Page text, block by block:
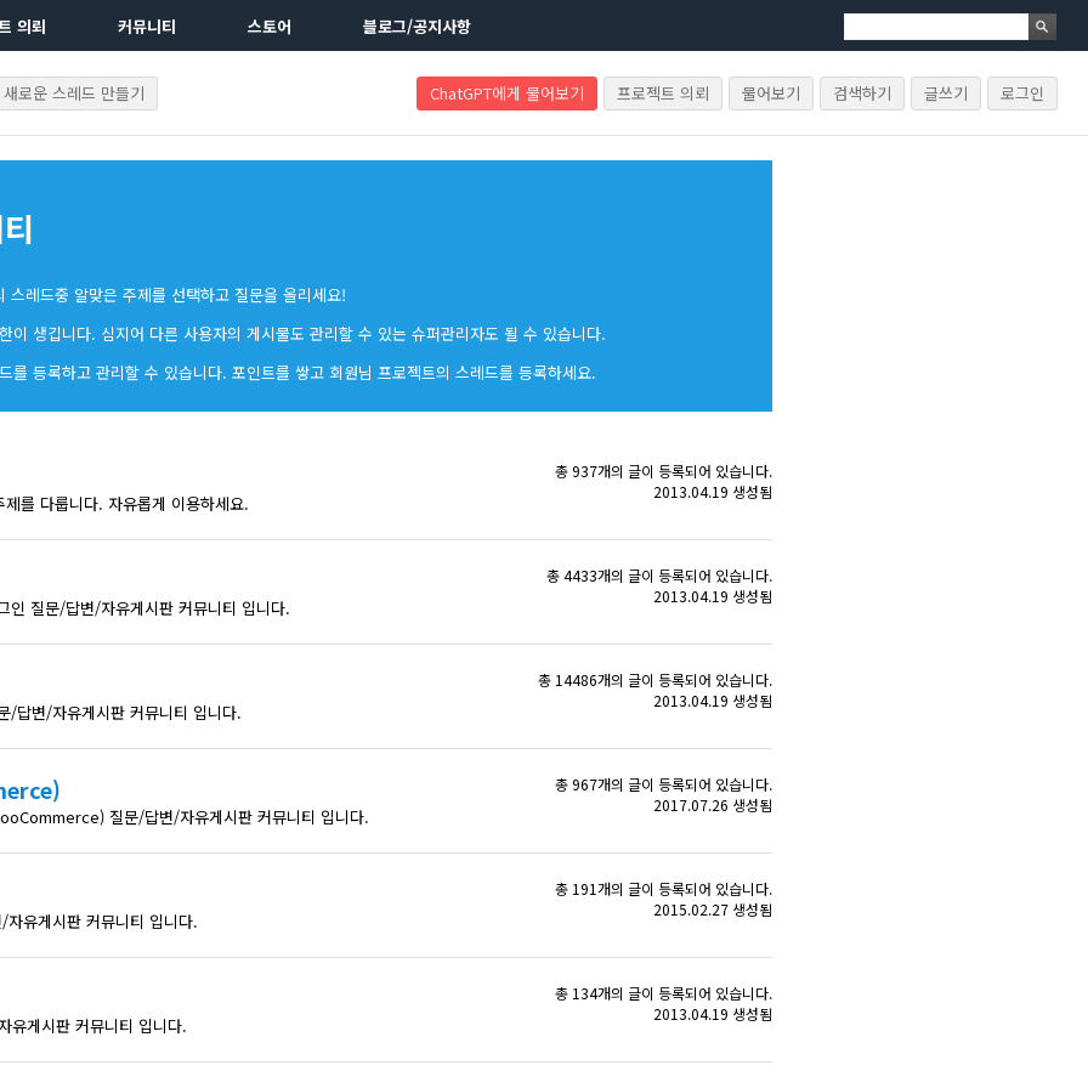
의뢰 커뮤니티 스토어 블로그/공지사항
새로운 스레드 만들기 ChatGPT에게 물어보기 프로젝트 의뢰 물어보기 검색하기 글쓰기 로그인
스레드중 알맞은 주제를 선택하고 질문을 올리세요!
이 생깁니다. 심지어 다른 사용자의 게시물도 관리할 수 있는 슈퍼관리자도 될 수 있습니다.
를 등록하고 관리할 수 있습니다. 포인트를 쌓고 회원님 프로젝트의 스레드를 등록하세요.
를 다룹니다. 자유롭게 이용하세요.
총 937개의 글이 등록되어 있습니다.
2013.04.19 생성됨
인 질문/답변/자유게시판 커뮤니티 입니다.
총 4433개의 글이 등록되어 있습니다.
2013.04.19 생성됨
/답변/자유게시판 커뮤니티 입니다.
총 14486개의 글이 등록되어 있습니다.
2013.04.19 생성됨
질문/답변/자유게시판 커뮤니티 입니다.
총 967개의 글이 등록되어 있습니다.
2017.07.26 생성됨
유게시판 커뮤니티 입니다.
총 191개의 글이 등록되어 있습니다.
2015.02.27 생성됨
유게시판 커뮤니티 입니다.
총 134개의 글이 등록되어 있습니다.
2013.04.19 생성됨